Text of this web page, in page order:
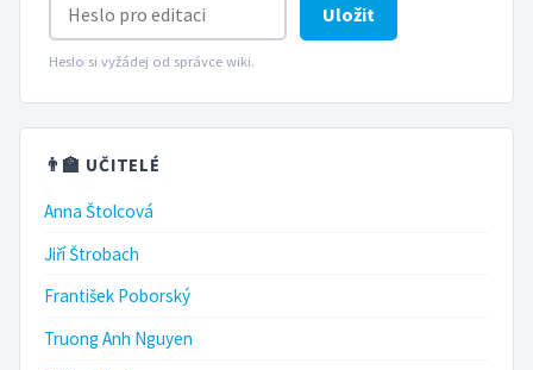
Uložit
Heslo si vyžádej od správce wiki.
👨‍🏫 UČITELÉ
Anna Štolcová
Jiří Štrobach
František Poborský
Truong Anh Nguyen